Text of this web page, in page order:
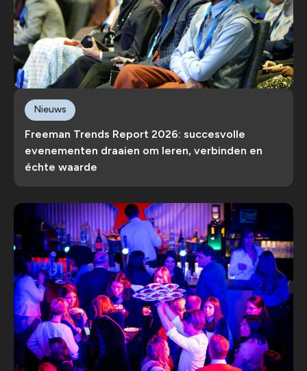
Freeman Trends Report 2026: succesvolle
evenementen draaien om leren, verbinden en
échte waarde
Nieuws